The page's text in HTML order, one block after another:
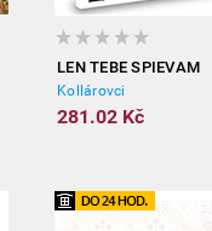
LEN TEBE SPIEVAM
Kollárovci
281.02 Kč